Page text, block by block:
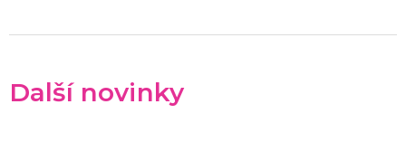
Další novinky